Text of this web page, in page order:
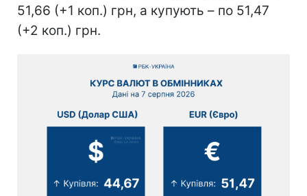
51,66 (+1 коп.) грн, а купують – по 51,47
(+2 коп.) грн.